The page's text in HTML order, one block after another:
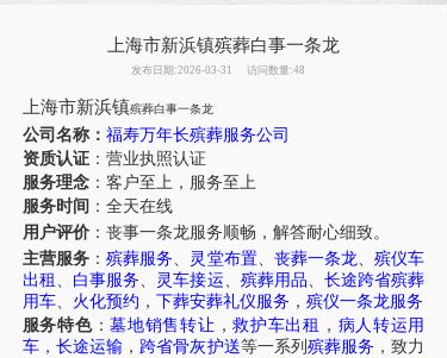
上海市新浜镇殡葬白事一条龙
发布日期:2026-03-31 访问数量:48
上海市新浜镇殡葬白事一条龙
公司名称： 福寿万年长殡葬服务公司
资质认证：营业执照认证
服务理念：客户至上，服务至上
服务时间 ：全天在线
用户评价：丧事一条龙服务顺畅，解答耐心细致。
主营服务 ：殡葬服务、 灵堂布置、 丧葬一条龙、殡仪车
出租 、 白事服务、 灵车接运、 殡葬用品、 长途跨省殡葬
用车、 火化预约 ， 下葬安葬礼仪服务 ， 殡仪一条龙服务
服务特色：墓地销售转让 ，救护车出租 ， 病人转运用
车， 长途运输 ，跨省骨灰护送等一系列 殡葬服务 ，致力